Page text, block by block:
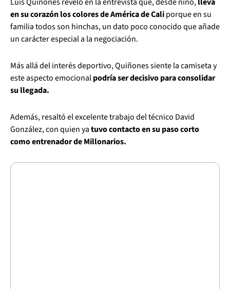
en su corazón los colores de América de Caliporque en su
familia todos son hinchas, un dato poco conocido que añade
un carácter especial a la negociación.
Más allá del interés deportivo, Quiñones siente la camiseta y
este aspecto emocionalpodría ser decisivo para consolidar
su llegada.
Además, resaltó el excelente trabajo del técnico David
González, con quien yatuvo contacto en su paso corto
como entrenador de Millonarios.